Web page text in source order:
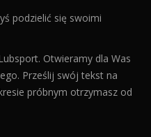
podzielić się swoimi
Otwieramy dla Was
Prześlij swój tekst na
próbnym otrzymasz od